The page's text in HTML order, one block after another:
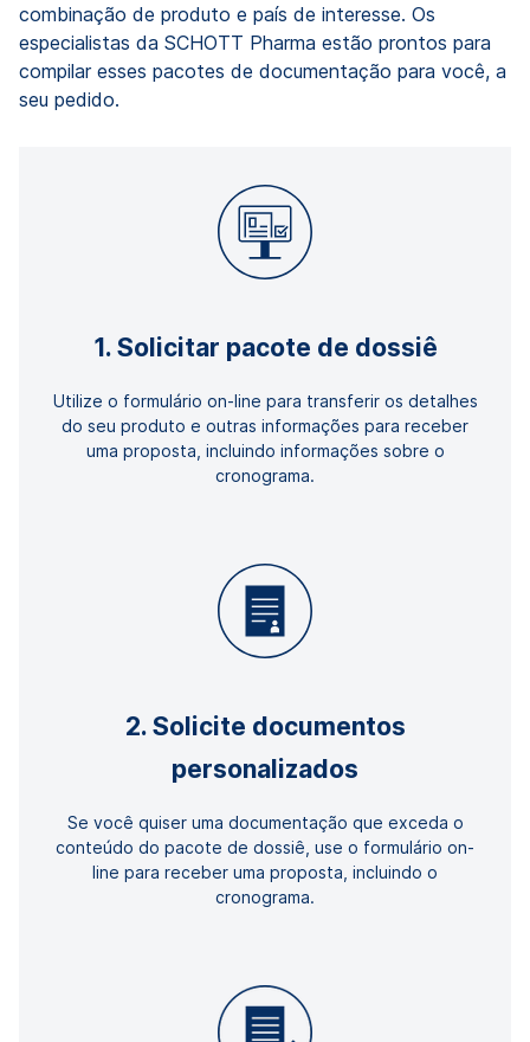
combinação de produto e país de interesse. Os
especialistas da SCHOTT Pharma estão prontos para
compilar esses pacotes de documentação para você, a
seu pedido.
1. Solicitar pacote de dossiê
Utilize o formulário on-line para transferir os detalhes
do seu produto e outras informações para receber
uma proposta, incluindo informações sobre o
cronograma.
2. Solicite documentos
personalizados
Se você quiser uma documentação que exceda o
conteúdo do pacote de dossiê, use o formulário on-
line para receber uma proposta, incluindo o
cronograma.